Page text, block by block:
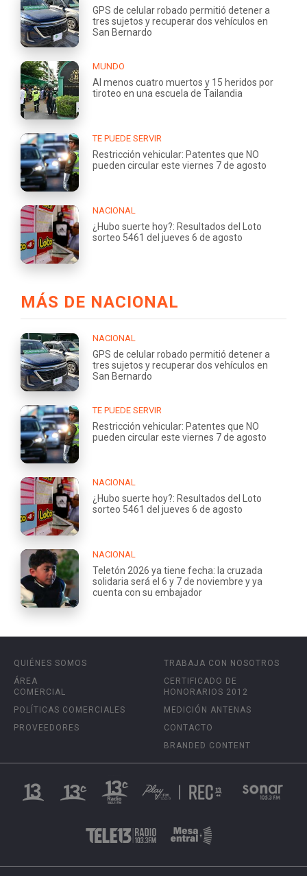
GPS de celular robado permitió detener a
tres sujetos y recuperar dos vehículos en
San Bernardo
MUNDO
Al menos cuatro muertos y 15 heridos por
tiroteo en una escuela de Tailandia
TE PUEDE SERVIR
Restricción vehicular: Patentes que NO
pueden circular este viernes 7 de agosto
NACIONAL
¿Hubo suerte hoy?: Resultados del Loto
sorteo 5461 del jueves 6 de agosto
MÁS DE NACIONAL
NACIONAL
GPS de celular robado permitió detener a
tres sujetos y recuperar dos vehículos en
San Bernardo
TE PUEDE SERVIR
Restricción vehicular: Patentes que NO
pueden circular este viernes 7 de agosto
NACIONAL
¿Hubo suerte hoy?: Resultados del Loto
sorteo 5461 del jueves 6 de agosto
NACIONAL
Teletón 2026 ya tiene fecha: la cruzada
solidaria será el 6 y 7 de noviembre y ya
cuenta con su embajador
QUIÉNES SOMOS
ÁREA
COMERCIAL
POLÍTICAS COMERCIALES
PROVEEDORES
TRABAJA CON NOSOTROS
CERTIFICADO DE
HONORARIOS 2012
MEDICIÓN ANTENAS
CONTACTO
BRANDED CONTENT